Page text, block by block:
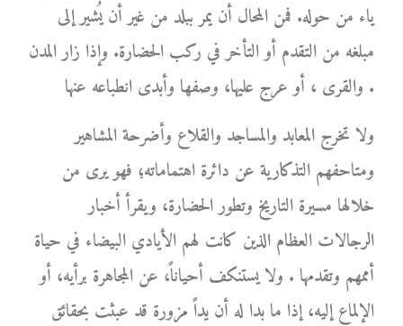
ياء من حوله. فمن المحال أن يمر ببلد من غير أن يُشير إلى
مبلغه من التقدم أو التأخر في ركب الحضارة. وإذا زار المدن
والقرى ، أو عرج عليها، وصفها وأبدى انطباعه عنها .
ولا تخرج المعابد والمساجد والقلاع وأضرحة المشاهير
ومتاحفهم التذكارية عن دائرة اهتماماته؛ فهو يرى من
خلالها مسيرة التاريخ وتطور الحضارة، ويقرأ أخبار
الرجالات العظام الذين كانت لهم الأيادي البيضاء في حياة
أممهم وتقدمها . ولا يستنكف أحياناً، عن المجاهرة برأيه، أو
الإلماع إليه، إذا ما بدا له أن يداً مزورة قد عبثت بحقائق